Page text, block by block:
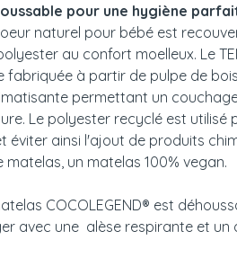
pour une hygiène
naturel pour bébé est
au confort moelleux. Le
fabriquée à partir de pulpe de
permettant un
Le polyester recyclé est utilisé
éviter ainsi l'ajout de produits
matelas, un matelas 100% vegan.
COCOLEGEND® est
avec une alèse respirante et un